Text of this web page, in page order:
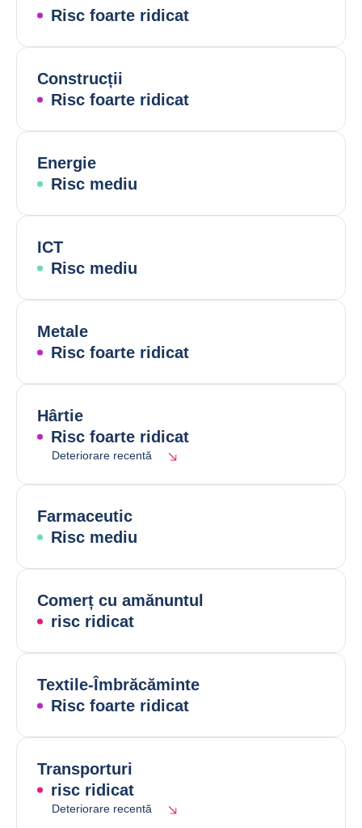
Risc foarte ridicat
Construcții
Risc foarte ridicat
Energie
Risc mediu
ICT
Risc mediu
Metale
Risc foarte ridicat
Hârtie
Risc foarte ridicat
Deteriorare recentă
Farmaceutic
Risc mediu
Comerț cu amănuntul
risc ridicat
Textile-Îmbrăcăminte
Risc foarte ridicat
Transporturi
risc ridicat
Deteriorare recentă